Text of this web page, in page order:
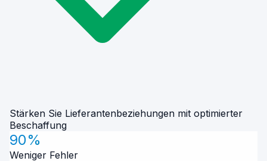
Stärken Sie Lieferantenbeziehungen mit optimierter
Beschaffung
90%
Weniger Fehler